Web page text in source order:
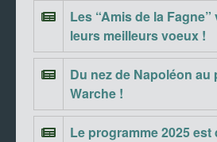
Les “Amis de la
leurs meilleurs voeux !
Du nez de Napoléon au
Warche !
Le programme 2025